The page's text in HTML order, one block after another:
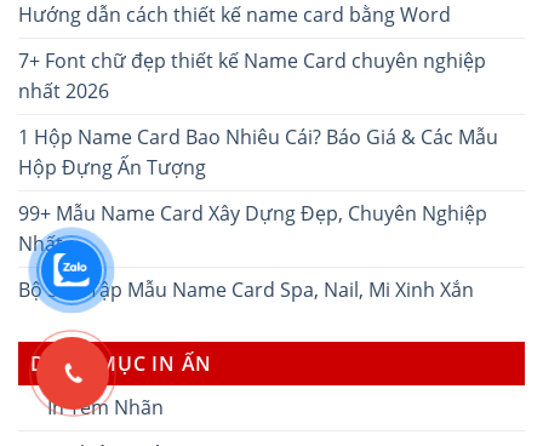
Hướng dẫn cách thiết kế name card bằng Word
7+ Font chữ đẹp thiết kế Name Card chuyên nghiệp
nhất 2026
1 Hộp Name Card Bao Nhiêu Cái? Báo Giá & Các Mẫu
Hộp Đựng Ấn Tượng
99+ Mẫu Name Card Xây Dựng Đẹp, Chuyên Nghiệp
Nhất
Bộ Sưu Tập Mẫu Name Card Spa, Nail, Mi Xinh Xắn
DANH MỤC IN ẤN
In Tem Nhãn